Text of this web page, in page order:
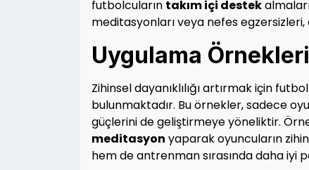
futbolcuların takım içi destek
meditasyonları veya nefes egzersizleri,
Uygulama Örnekleri
Zihinsel dayanıklılığı artırmak için
bulunmaktadır. Bu örnekler, sadece
güçlerini de geliştirmeye yöneliktir.
meditasyon yaparak oyuncuların
hem de antrenman sırasında daha iyi